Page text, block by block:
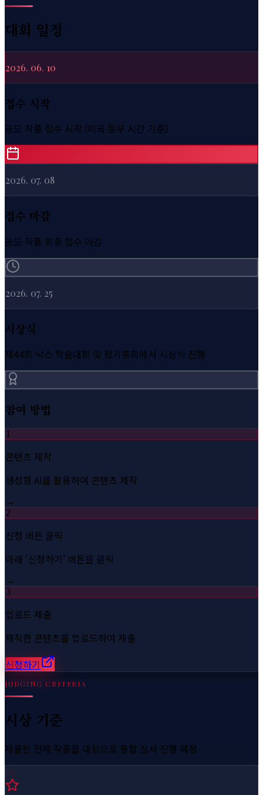
대회 일정
2026. 06. 10
접수 시작
공모 작품 접수 시작 (미국 동부 시간 기준)
2026. 07. 08
접수 마감
공모 작품 최종 접수 마감
2026. 07. 25
시상식
제44회 낙스 학술대회 및 정기총회에서 시상식 진행
참여 방법
1
콘텐츠 제작
생성형 AI를 활용하여 콘텐츠 제작
→
2
신청 버튼 클릭
아래 '신청하기' 버튼을 클릭
→
3
업로드 제출
제작한 콘텐츠를 업로드하여 제출
신청하기
JUDGING CRITERIA
시상 기준
제출된 전체 작품을 대상으로 통합 심사 진행 예정
01